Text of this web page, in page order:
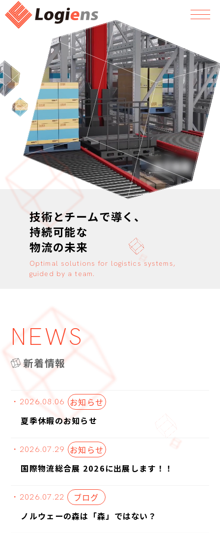
技術とチームで導く、
持続可能な
物流の未来
Optimal solutions for logistics systems,
guided by a team.
NEWS
新着情報
・2026.08.06
お知らせ
夏季休暇のお知らせ
・2026.07.29
お知らせ
国際物流総合展 2026に出展します！！
・2026.07.22
ブログ
ノルウェーの森は「森」ではない？